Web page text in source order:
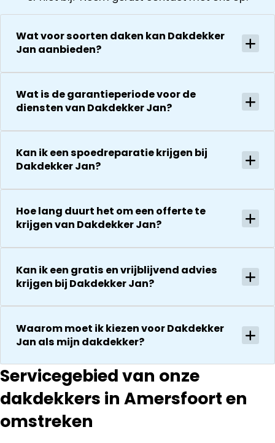
Wat voor soorten daken kan Dakdekker
Jan aanbieden?
Wat is de garantieperiode voor de
diensten van Dakdekker Jan?
Kan ik een spoedreparatie krijgen bij
Dakdekker Jan?
Hoe lang duurt het om een offerte te
krijgen van Dakdekker Jan?
Kan ik een gratis en vrijblijvend advies
krijgen bij Dakdekker Jan?
Waarom moet ik kiezen voor Dakdekker
Jan als mijn dakdekker?
Servicegebied van onze
dakdekkers in Amersfoort en
omstreken